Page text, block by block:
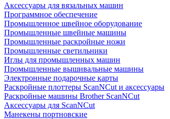
Аксессуары для вязальных машин
Программное обеспечение
Промышленное швейное оборудование
Промышленные швейные машины
Промышленные раскройные ножи
Промышленные светильники
Иглы для промышленных машин
Промышленные вышивальные машины
Электронные подарочные карты
Раскройные плоттеры ScanNCut и аксессуары
Раскройные машины Brother ScanNCut
Аксессуары для ScanNCut
Манекены портновские